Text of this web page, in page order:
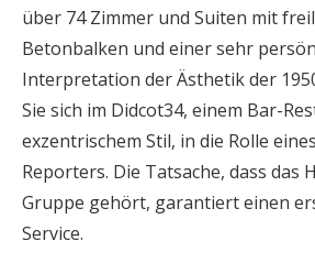
über 74 Zimmer und Suiten mit
Betonbalken und einer sehr
Interpretation der Ästhetik der
Sie sich im Didcot34, einem Bar-
exzentrischem Stil, in die Rolle
Reporters. Die Tatsache, dass
Gruppe gehört, garantiert einen
Service.